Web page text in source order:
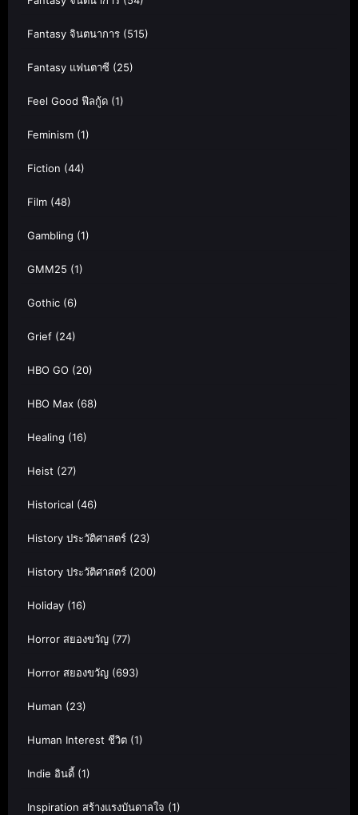
Fantasy จินตนาการ (515)
Fantasy แฟนตาซี (25)
Feel Good ฟีลกู้ด (1)
Feminism (1)
Fiction (44)
Film (48)
Gambling (1)
GMM25 (1)
Gothic (6)
Grief (24)
HBO GO (20)
HBO Max (68)
Healing (16)
Heist (27)
Historical (46)
History ประวัติศาสตร์ (23)
History ประวัติศาสตร์ (200)
Holiday (16)
Horror สยองขวัญ (77)
Horror สยองขวัญ (693)
Human (23)
Human Interest ชีวิต (1)
Indie อินดี้ (1)
Inspiration สร้างแรงบันดาลใจ (1)